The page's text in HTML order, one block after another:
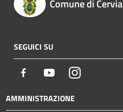
Comune di Cervia
SEGUICI SU
Facebook YoutubeInstagram
AMMINISTRAZIONE